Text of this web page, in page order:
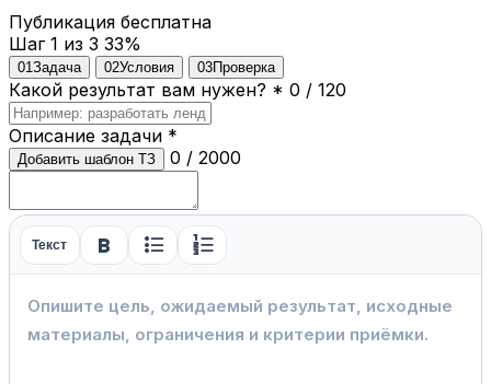
Публикация бесплатна
Шаг 1 из 3 33%
01 Задача 02Условия 03Проверка
Какой результат вам нужен? * 0 / 120
Описание задачи *
Добавить шаблон ТЗ 0 / 2000
Текст format_bold format_list_bulleted format_list_numbered